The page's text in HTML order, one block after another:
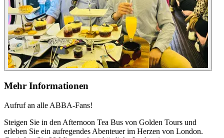
Mehr Informationen
Aufruf an alle ABBA-Fans!
Steigen Sie in den Afternoon Tea Bus von Golden Tours und
erleben Sie ein aufregendes Abenteuer im Herzen von London.